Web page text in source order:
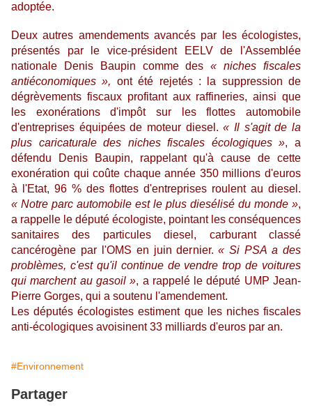
adoptée.
Deux autres amendements avancés par les écologistes,
présentés par le vice-président EELV de l'Assemblée
nationale Denis Baupin comme des« niches fiscales
antiéconomiques », ont été rejetés : la suppression de
dégrèvements fiscaux profitant aux raffineries, ainsi que
les exonérations d'impôt sur les flottes automobile
d'entreprises équipées de moteur diesel.« Il s'agit de la
plus caricaturale des niches fiscales écologiques », a
défendu Denis Baupin, rappelant qu'à cause de cette
exonération qui coûte chaque année 350 millions d'euros
à l'Etat, 96 % des flottes d'entreprises roulent au diesel.
« Notre parc automobile est le plus diesélisé du monde »,
a rappelle le député écologiste, pointant les conséquences
sanitaires des particules diesel, carburant classé
cancérogène par l'OMS en juin dernier.« Si PSA a des
problèmes, c'est qu'il continue de vendre trop de voitures
qui marchent au gasoil », a rappelé le député UMP Jean-
Pierre Gorges, qui a soutenu l'amendement.
Les députés écologistes estiment que les niches fiscales
anti-écologiques avoisinent 33 milliards d'euros par an.
#Environnement
Partager